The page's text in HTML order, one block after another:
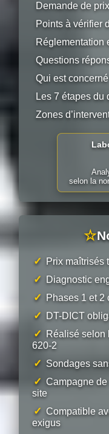
Demande de
Points à vérifier
Réglementation
Questions
Qui est
Les 7 étapes du
Zones
selon la
☆
✓ Prix maîtrisés
✓ Diagnostic
✓ Phases 1 et 2
✓ DT-DICT
✓
Réalisé selon
620-2
✓ Sondages
✓ Campagne
site
✓ Compatible
exigus